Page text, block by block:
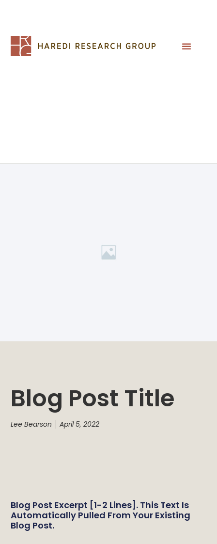
Blog Post Title
Lee Bearson April 5, 2022
Blog Post Excerpt [1-2 Lines]. This Text Is
Automatically Pulled From Your Existing
Blog Post.